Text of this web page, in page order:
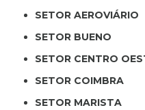
SETOR AEROVIÁRIO
SETOR BUENO
SETOR CENTRO
SETOR COIMBRA
SETOR MARISTA